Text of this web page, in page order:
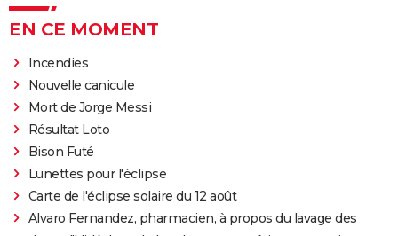
EN CE MOMENT
Incendies
Nouvelle canicule
Mort de Jorge Messi
Résultat Loto
Bison Futé
Lunettes pour l'éclipse
Carte de l'éclipse solaire du 12 août
Alvaro Fernandez, pharmacien, à propos du lavage des